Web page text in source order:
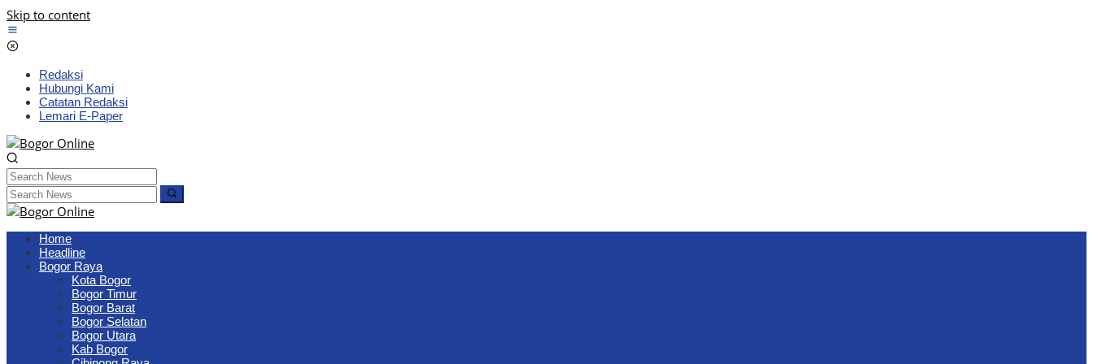
Skip to content
Redaksi
Hubungi Kami
Catatan Redaksi
Lemari E-Paper
Home
Headline
Bogor Raya
Kota Bogor
Bogor Timur
Bogor Barat
Bogor Selatan
Bogor Utara
Kab Bogor